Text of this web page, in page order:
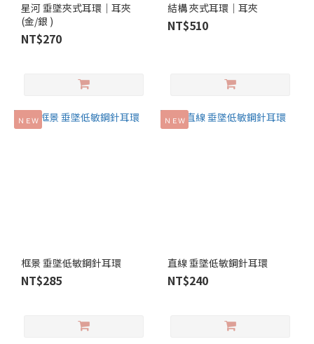
星河 垂墜夾式耳環｜耳夾
(金/銀 )
NT$270
結構 夾式耳環｜耳夾
NT$510
ＮＥＷ
框景 垂墜低敏鋼針耳環
NT$285
ＮＥＷ
直線 垂墜低敏鋼針耳環
NT$240